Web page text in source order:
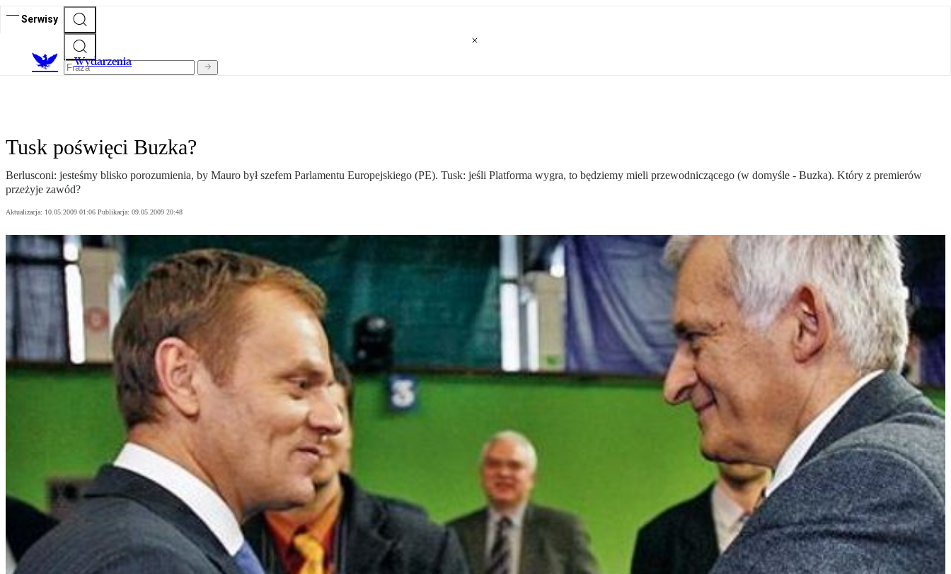
Serwisy
Wydarzenia
Tusk poświęci Buzka?
Berlusconi: jesteśmy blisko porozumienia, by Mauro był szefem Parlamentu Europejskiego (PE). Tusk: jeśli Platforma wygra, to będziemy mieli przewodniczącego (w domyśle - Buzka). Który z premierów
przeżyje zawód?
Aktualizacja: 10.05.2009 01:06 Publikacja: 09.05.2009 20:48